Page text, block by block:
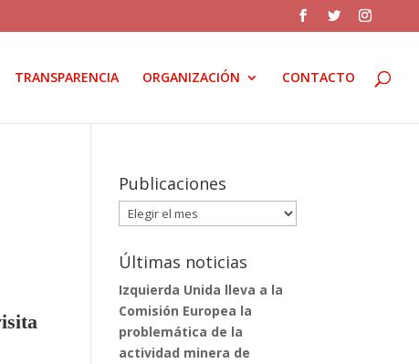
TRANSPARENCIA ORGANIZACIÓN CONTACTO
Publicaciones
Publicaciones
Últimas noticias
Izquierda Unida lleva a la
Comisión Europea la
problemática de la
actividad minera de